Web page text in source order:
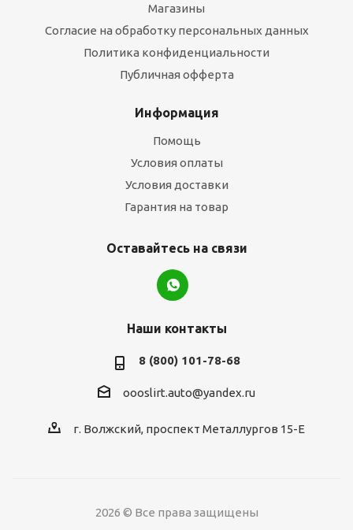
Магазины
Согласие на обработку персональных данных
Политика конфиденциальности
Публичная офферта
Информация
Помощь
Условия оплаты
Условия доставки
Гарантия на товар
Оставайтесь на связи
Наши контакты
8 (800) 101-78-68
oooslirt.auto@yandex.ru
г. Волжский, проспект Металлургов 15-Е
2026 © Все права защищены